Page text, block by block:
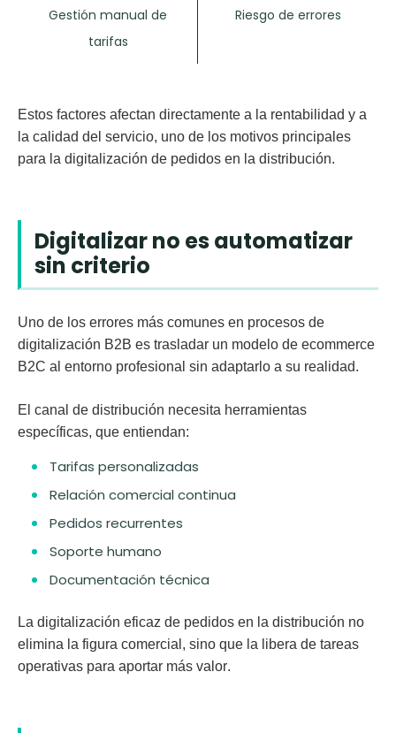
Gestión manual de
tarifas
Riesgo de errores
Estos factores afectan directamente a la rentabilidad y a
la calidad del servicio, uno de los motivos principales
para la digitalización de pedidos en la distribución.
Digitalizar no es automatizar
sin criterio
Uno de los errores más comunes en procesos de
digitalización B2B es trasladar un modelo de ecommerce
B2C al entorno profesional sin adaptarlo a su realidad.
El canal de distribución necesita herramientas
específicas, que entiendan:
Tarifas personalizadas
Relación comercial continua
Pedidos recurrentes
Soporte humano
Documentación técnica
La digitalización eficaz de pedidos en la distribución no
elimina la figura comercial, sino que la libera de tareas
operativas para aportar más valor.